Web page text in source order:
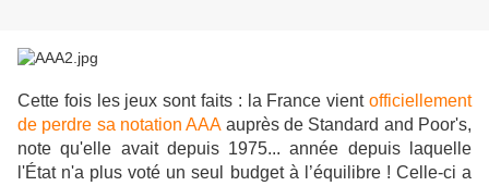
Cette fois les jeux sont faits : la France vient officiellement
de perdre sa notation AAAauprès de Standard and Poor's,
note qu'elle avait depuis 1975... année depuis laquelle
l'État n'a plus voté un seul budget à l’équilibre ! Celle-ci a